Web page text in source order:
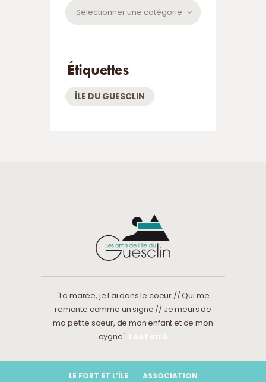
Catégories
Étiquettes
ÎLE DU GUESCLIN
"La marée, je l'ai dans le coeur // Qui me
remonte comme un signe // Je meurs de
ma petite soeur, de mon enfant et de mon
cygne". Léo Ferré
LE FORT ET L’ÎLE ASSOCIATION